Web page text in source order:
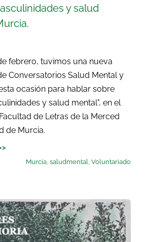
y salud
febrero, tuvimos una nueva
Conversatorios Salud Mental y
ocasión para hablar sobre
y salud mental", en el
de Letras de la Merced
de Murcia.
Murcia,saludmental,Voluntariado